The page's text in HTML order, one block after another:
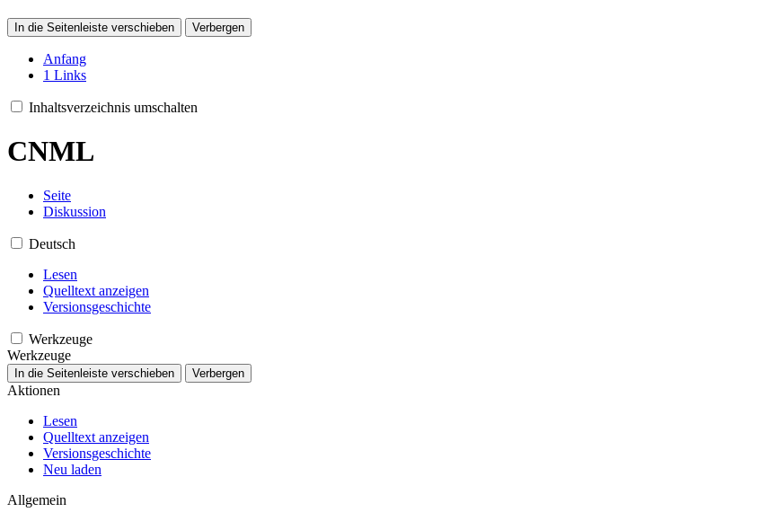
In die Seitenleiste verschieben Verbergen
Anfang
1 Links
Inhaltsverzeichnis umschalten
CNML
Seite
Diskussion
Deutsch
Lesen
Quelltext anzeigen
Versionsgeschichte
Werkzeuge
Werkzeuge
In die Seitenleiste verschieben Verbergen
Aktionen
Lesen
Quelltext anzeigen
Versionsgeschichte
Neu laden
Allgemein